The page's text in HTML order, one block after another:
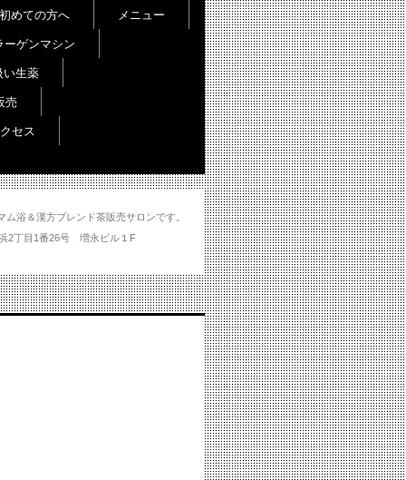
浴＆漢方ブレンド茶販売サロンです。
州浜2丁目1番26号 増永ビル１F
めての方へ メニュー
ーゲンマシン
い生薬
売
セス